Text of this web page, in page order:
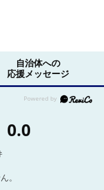
自治体への
応援メッセージ
0.0
。